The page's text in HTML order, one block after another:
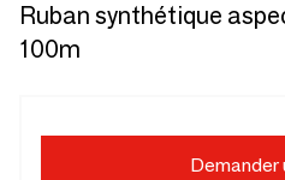
Ruban synthétique
100m
Demander